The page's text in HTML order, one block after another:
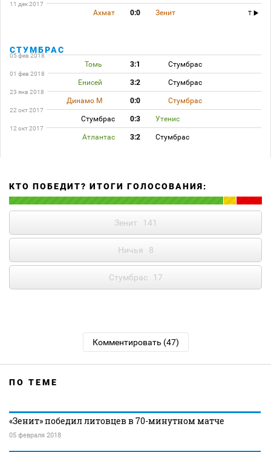
11 дек 2017
Ахмат 0:0 Зенит T
СТУМБРАС
05 фев 2018
Томь 3:1 Стумбрас
01 фев 2018
Енисей 3:2 Стумбрас
23 янв 2018
Динамо М 0:0 Стумбрас
22 окт 2017
Стумбрас 0:3 Утенис
12 окт 2017
Атлантас 3:2 Стумбрас
КТО ПОБЕДИТ? ИТОГИ ГОЛОСОВАНИЯ:
Зенит 141
Ничья 8
Стумбрас 17
Комментировать (47)
ПО ТЕМЕ
«Зенит» победил литовцев в 70-минутном матче
05 февраля 2018